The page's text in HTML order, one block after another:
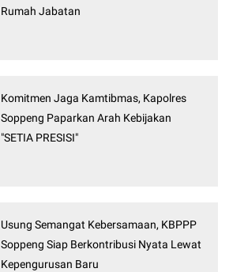
Rumah Jabatan
Komitmen Jaga Kamtibmas, Kapolres
Soppeng Paparkan Arah Kebijakan
"SETIA PRESISI"
Usung Semangat Kebersamaan, KBPPP
Soppeng Siap Berkontribusi Nyata Lewat
Kepengurusan Baru